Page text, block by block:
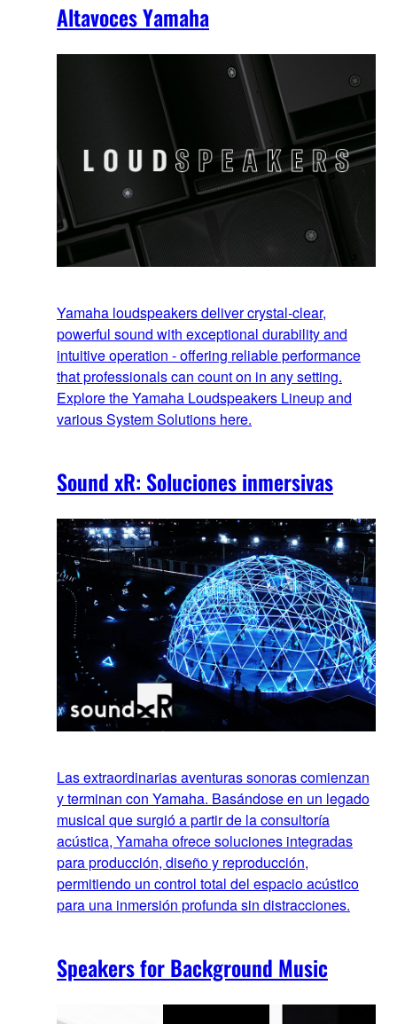
Altavoces Yamaha
Yamaha loudspeakers deliver crystal-clear,
powerful sound with exceptional durability and
intuitive operation - offering reliable performance
that professionals can count on in any setting.
Explore the Yamaha Loudspeakers Lineup and
various System Solutions here.
Sound xR: Soluciones inmersivas
Las extraordinarias aventuras sonoras comienzan
y terminan con Yamaha. Basándose en un legado
musical que surgió a partir de la consultoría
acústica, Yamaha ofrece soluciones integradas
para producción, diseño y reproducción,
permitiendo un control total del espacio acústico
para una inmersión profunda sin distracciones.
Speakers for Background Music